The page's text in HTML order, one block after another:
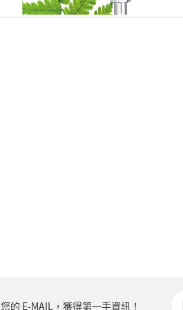
的 E-MAIL，獲得第一手資訊！